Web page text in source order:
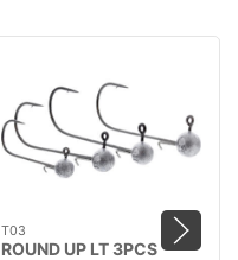
T03
ROUND UP LT 3PCS